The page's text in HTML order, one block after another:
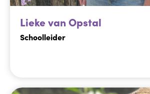
Lieke van Opstal
Schoolleider